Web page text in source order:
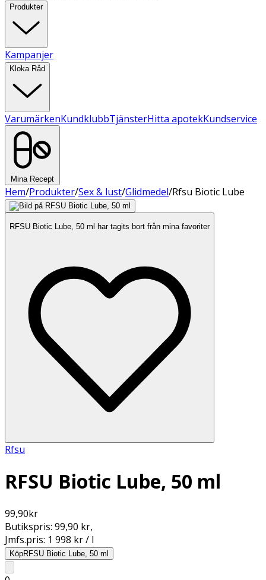
Produkter
Kampanjer
Kloka Råd
VarumärkenKundklubbTjänsterHitta apotekKundservice
Mina Recept
Hem/Produkter/Sex & lust/Glidmedel/Rfsu Biotic Lube
RFSU Biotic Lube, 50 ml har tagits bort från mina favoriter
Rfsu
RFSU Biotic Lube, 50 ml
99,90kr
Butikspris: 99,90 kr,
Jmfs.pris: 1 998 kr / l
KöpRFSU Biotic Lube, 50 ml